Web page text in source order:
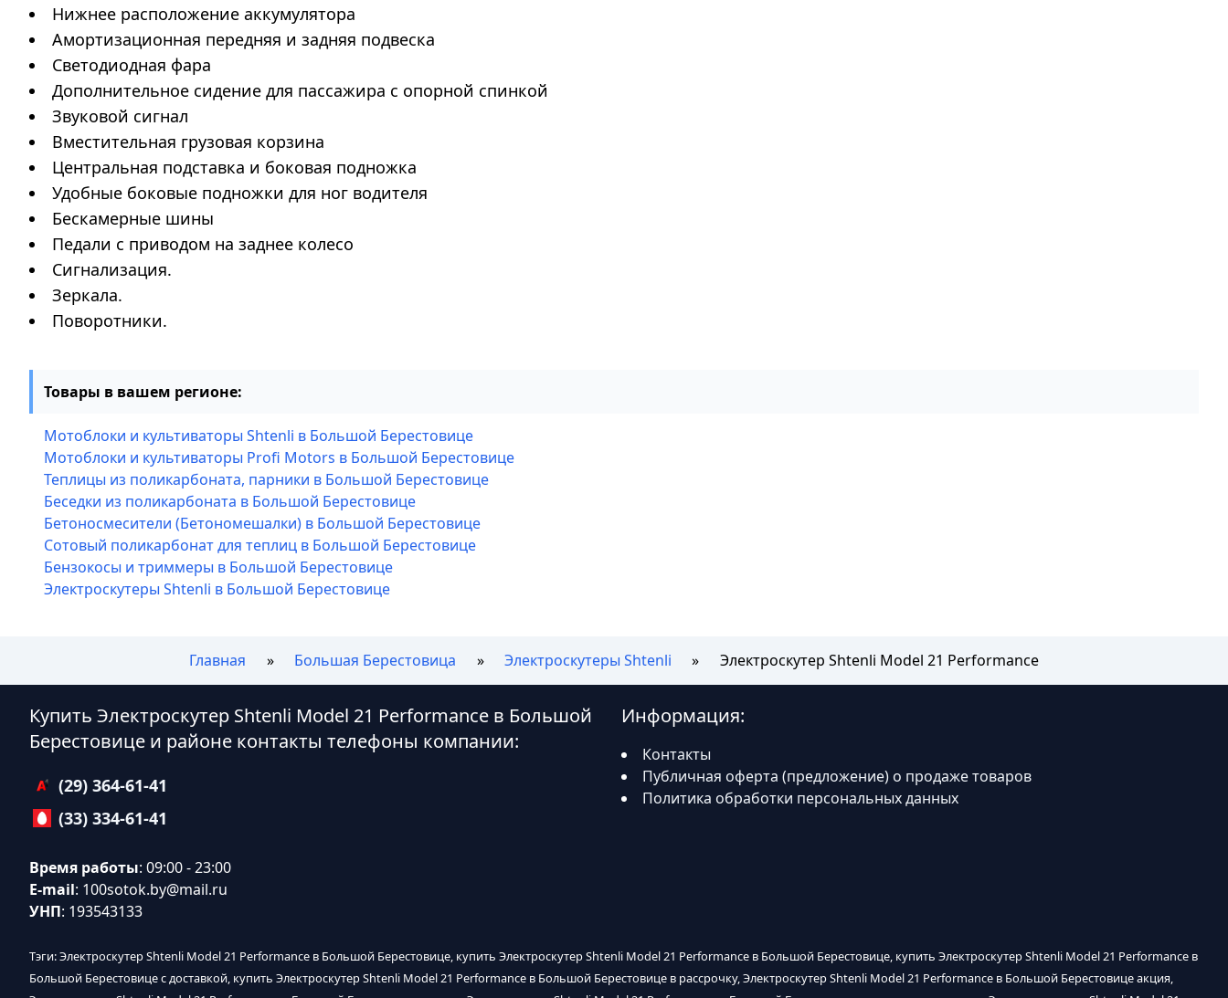
Нижнее расположение аккумулятора
Амортизационная передняя и задняя подвеска
Светодиодная фара
Дополнительное сидение для пассажира с опорной спинкой
Звуковой сигнал
Вместительная грузовая корзина
Центральная подставка и боковая подножка
Удобные боковые подножки для ног водителя
Бескамерные шины
Педали с приводом на заднее колесо
Сигнализация.
Зеркала.
Поворотники.
Товары в вашем регионе:
Мотоблоки и культиваторы Shtenli в Большой Берестовице
Мотоблоки и культиваторы Profi Motors в Большой Берестовице
Теплицы из поликарбоната, парники в Большой Берестовице
Беседки из поликарбоната в Большой Берестовице
Бетоносмесители (Бетономешалки) в Большой Берестовице
Сотовый поликарбонат для теплиц в Большой Берестовице
Бензокосы и триммеры в Большой Берестовице
Электроскутеры Shtenli в Большой Берестовице
Главная Большая Берестовица Электроскутеры Shtenli Электроскутер Shtenli Model 21 Performance
Купить Электроскутер Shtenli Model 21 Performance в Большой
Берестовице и районе контакты телефоны компании:
(29) 364-61-41
(33) 334-61-41
Время работы: 09:00 - 23:00
E-mail: 100sotok.by@mail.ru
УНП: 193543133
Информация:
Контакты
Публичная оферта (предложение) о продаже товаров
Политика обработки персональных данных
Тэги: Электроскутер Shtenli Model 21 Performance в Большой Берестовице, купить Электроскутер Shtenli Model 21 Performance в Большой Берестовице, купить Электроскутер Shtenli Model 21 Performance в
Большой Берестовице с доставкой, купить Электроскутер Shtenli Model 21 Performance в Большой Берестовице в рассрочку, Электроскутер Shtenli Model 21 Performance в Большой Берестовице акция,